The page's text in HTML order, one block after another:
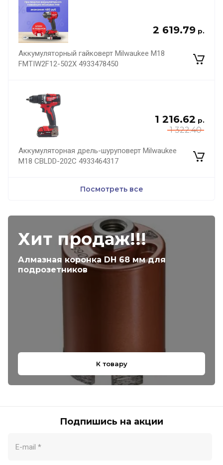
2 619.79 р.
Аккумуляторный гайковерт Milwaukee M18
FMTIW2F12-502X 4933478450
1 322.40
1 216.62 р.
Аккумуляторная дрель-шуруповерт Milwaukee
M18 CBLDD-202C 4933464317
Посмотреть все
Хит продаж!!!
Алмазная коронка DH 68 мм для
подрозетников
К товару
Подпишись на акции